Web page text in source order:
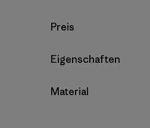
Filter by
Preis
Filter by
Eigenschaften
Filter by
Material